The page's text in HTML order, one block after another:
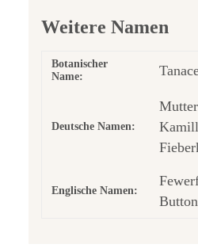
Weitere Namen
Botanischer
Name:
Deutsche Namen:
Englische Namen: